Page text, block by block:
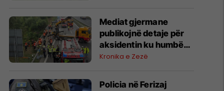
Mediat gjermane
publikojnë detaje për
aksidentin ku humbën
jetën tre mërgimtarë
Ferizajt
Kronika e Zezë
Policia në Ferizaj